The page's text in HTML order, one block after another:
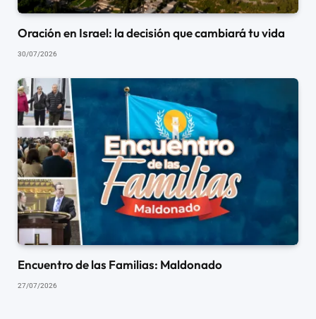
Oración en Israel: la decisión que cambiará tu vida
30/07/2026
Encuentro de las Familias: Maldonado
27/07/2026